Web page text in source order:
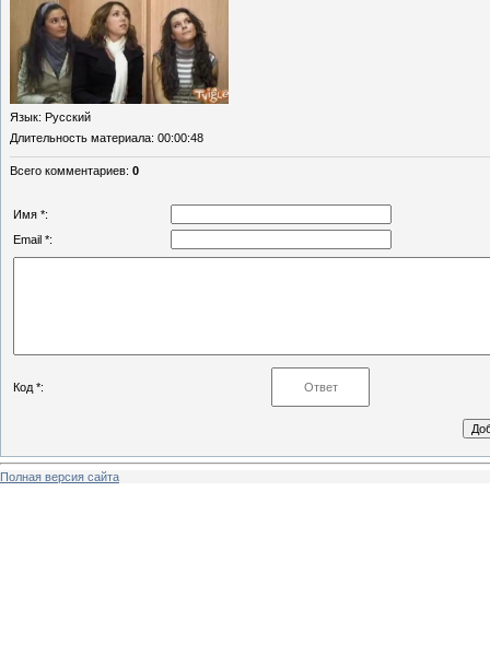
Язык: Русский
Длительность материала: 00:00:48
Всего комментариев: 0
Имя *:
Email *:
Код *:
Полная версия сайта